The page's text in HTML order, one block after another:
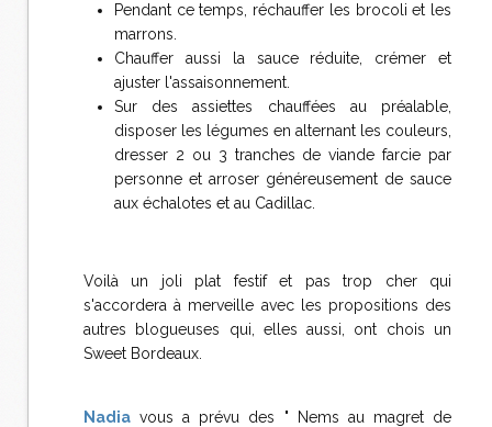
Pendant ce temps, réchauffer les brocoli et les
marrons.
Chauffer aussi la sauce réduite, crémer et
ajuster l'assaisonnement.
Sur des assiettes chauffées au préalable,
disposer les légumes en alternant les couleurs,
dresser 2 ou 3 tranches de viande farcie par
personne et arroser généreusement de sauce
aux échalotes et au Cadillac.
Voilà un joli plat festif et pas trop cher qui
s'accordera à merveille avec les propositions des
autres blogueuses qui, elles aussi, ont chois un
Sweet Bordeaux.
Nadia vous a prévu des " Nems au magret de